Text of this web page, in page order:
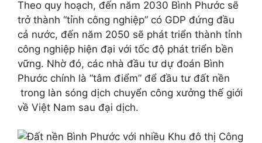
Theo quy hoạch, đến năm 2030 Bình Phước sẽ
trở thành “tỉnh công nghiệp” có GDP đứng đầu
cả nước, đến năm 2050 sẽ phát triển thành tỉnh
công nghiệp hiện đại với tốc độ phát triển bền
vững. Nhờ đó, các nhà đầu tư dự đoán Bình
Phước chính là “tâm điểm” để đầu tư đất nền
trong làn sóng dịch chuyển công xưởng thế giới
về Việt Nam sau đại dịch.